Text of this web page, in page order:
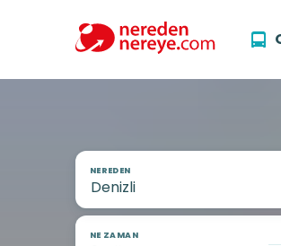
NEREDEN
NE ZAMAN